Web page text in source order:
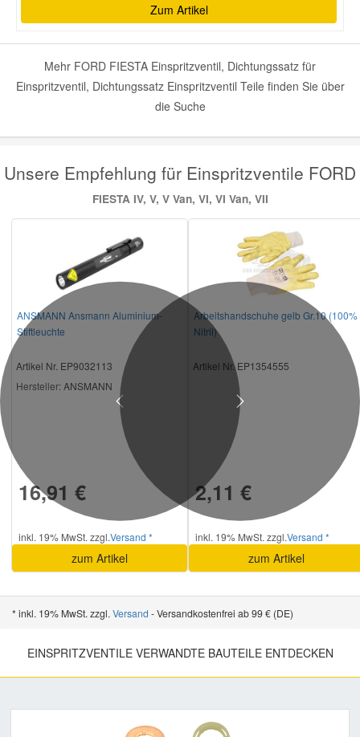
Zum Artikel
Mehr FORD FIESTA Einspritzventil, Dichtungssatz für
Einspritzventil, Dichtungssatz Einspritzventil Teile finden Sie über
die Suche
Unsere Empfehlung für Einspritzventile FORD
FIESTA IV, V, V Van, VI, VI Van, VII
ANSMANN Ansmann Aluminium-
Stiftleuchte
Artikel Nr. EP9032113
Hersteller: ANSMANN
16,91 €
inkl. 19% MwSt. zzgl.Versand *
zum Artikel
Arbeitshandschuhe gelb Gr.10 (100%
Nitril)
Artikel Nr. EP1354555
2,11 €
inkl. 19% MwSt. zzgl.Versand *
zum Artikel
Previous Next
* inkl. 19% MwSt. zzgl. Versand - Versandkostenfrei ab 99 € (DE)
EINSPRITZVENTILE VERWANDTE BAUTEILE ENTDECKEN